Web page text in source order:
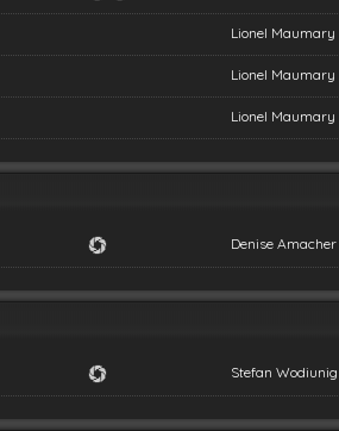
Lionel Maumary
Lionel Maumary
Lionel Maumary
Denise Amacher
Stefan Wodiunig